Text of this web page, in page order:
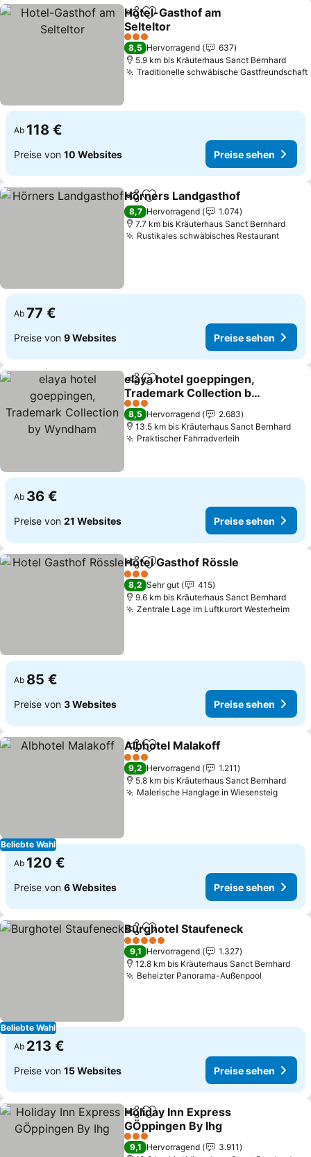
TeilenZu Favoriten hinzufügen
Hotel-Gasthof am
Selteltor
Preise sehen
3 Sterne
8,5 Hervorragend
637
5.9 km bis Kräuterhaus Sanct Bernhard
Traditionelle schwäbische Gastfreundschaft
Ab 118 €
Preise von 10 Websites Preise sehen
TeilenZu Favoriten hinzufügen
Hörners Landgasthof
8,7 Hervorragend
1.074
7.7 km bis Kräuterhaus Sanct Bernhard
Rustikales schwäbisches Restaurant
Ab 77 €
Preise von 9 Websites Preise sehen
TeilenZu Favoriten hinzufügen
elaya hotel goeppingen,
Trademark Collection by
Wyndham
Preise sehen
3 Sterne
8,5 Hervorragend
2.683
13.5 km bis Kräuterhaus Sanct Bernhard
Praktischer FahrradverleihPreise sehen
Ab 36 €
Preise von 21 Websites Preise sehen
TeilenZu Favoriten hinzufügen
Hotel Gasthof Rössle
3 Sterne
8,2 Sehr gut
415
9.6 km bis Kräuterhaus Sanct Bernhard
Zentrale Lage im Luftkurort Westerheim
Ab 85 €
Preise von 3 Websites Preise sehen
Beliebte Wahl
TeilenZu Favoriten hinzufügen
Albhotel Malakoff
3 Sterne
9,2 Hervorragend
1.211
5.8 km bis Kräuterhaus Sanct Bernhard
Malerische Hanglage in Wiesensteig
Ab 120 €
Preise von 6 Websites Preise sehen
Beliebte Wahl
TeilenZu Favoriten hinzufügen
Burghotel Staufeneck
5 Sterne
9,1 Hervorragend
1.327
12.8 km bis Kräuterhaus Sanct Bernhard
Beheizter Panorama-Außenpool
Ab 213 €
Preise von 15 Websites Preise sehen
TeilenZu Favoriten hinzufügen
Holiday Inn Express
GÖppingen By Ihg
Preise sehen
3 Sterne
9,1 Hervorragend
3.911